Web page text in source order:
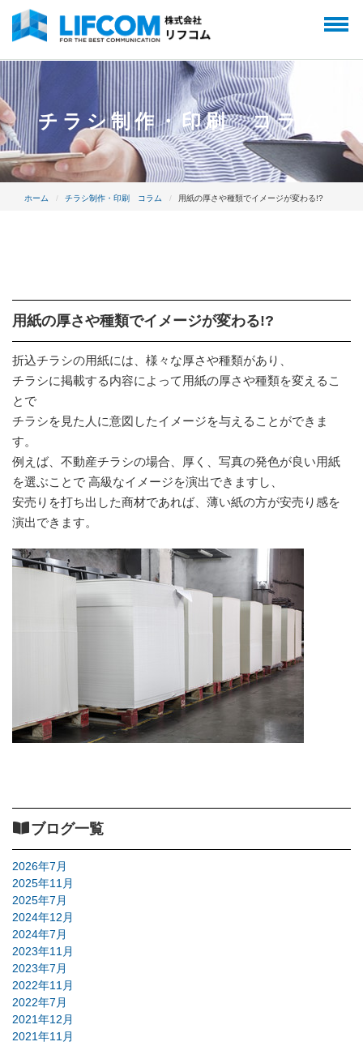
チラシ制作・印刷 コラム
ホーム チラシ制作・印刷 コラム 用紙の厚さや種類でイメージが変わる!?
用紙の厚さや種類でイメージが変わる!?
折込チラシの用紙には、様々な厚さや種類があり、
チラシに掲載する内容によって用紙の厚さや種類を変えるこ
とで
チラシを見た人に意図したイメージを与えることができま
す。
例えば、不動産チラシの場合、厚く、写真の発色が良い用紙
を選ぶことで 高級なイメージを演出できますし、
安売りを打ち出した商材であれば、薄い紙の方が安売り感を
演出できます。
ブログ一覧
2026年7月
2025年11月
2025年7月
2024年12月
2024年7月
2023年11月
2023年7月
2022年11月
2022年7月
2021年12月
2021年11月